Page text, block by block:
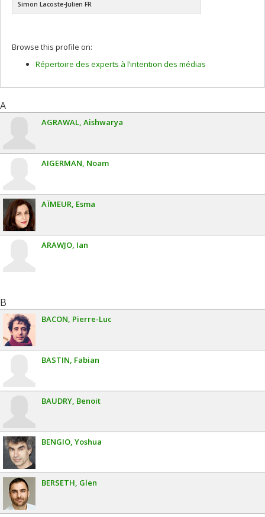
Simon Lacoste-Julien FR
Browse this profile on:
Répertoire des experts à l’intention des médias
A
AGRAWAL Aishwarya
AIGERMAN Noam
AÏMEUR Esma
ARAWJO Ian
B
BACON Pierre-Luc
BASTIN Fabian
BAUDRY Benoit
BENGIO Yoshua
BERSETH Glen